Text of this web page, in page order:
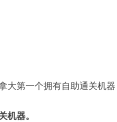
大第一个拥有自助通关机器
机器。